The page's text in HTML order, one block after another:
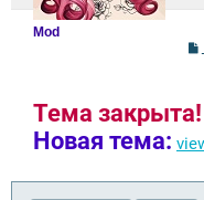
Mod
е
Тема закрыта!
Новая тема: